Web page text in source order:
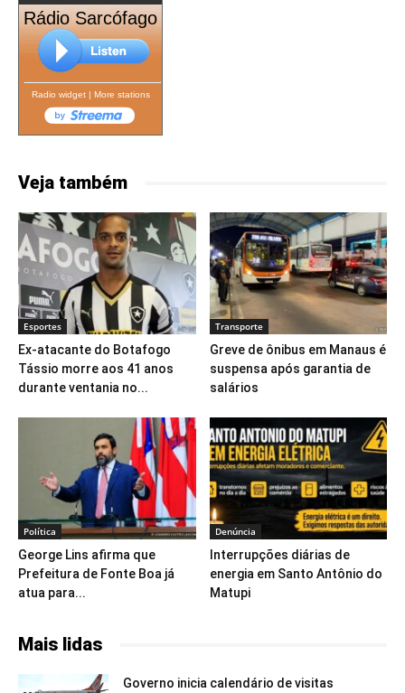
Rádio Sarcófago
Radio widget| More stations
Veja também
Esportes
Ex-atacante do Botafogo
Tássio morre aos 41 anos
durante ventania no...
Transporte
Greve de ônibus em Manaus é
suspensa após garantia de
salários
Política
George Lins afirma que
Prefeitura de Fonte Boa já
atua para...
Denúncia
Interrupções diárias de
energia em Santo Antônio do
Matupi
Mais lidas
Governo inicia calendário de visitas